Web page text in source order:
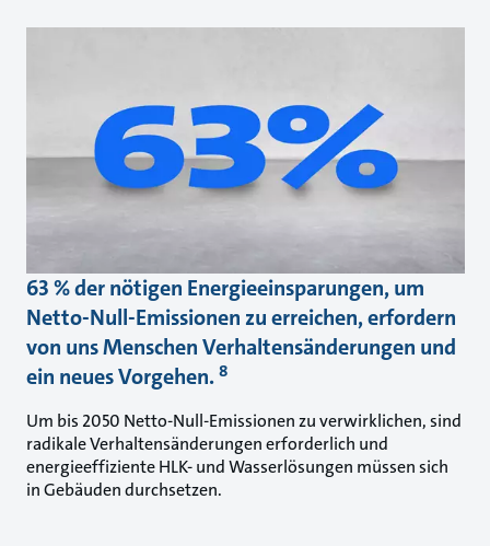
63 % der nötigen Energieeinsparungen, um
Netto-Null-Emissionen zu erreichen, erfordern
von uns Menschen Verhaltensänderungen und
ein neues Vorgehen. 8
Um bis 2050 Netto-Null-Emissionen zu verwirklichen, sind
radikale Verhaltensänderungen erforderlich und
energieeffiziente HLK- und Wasserlösungen müssen sich
in Gebäuden durchsetzen.